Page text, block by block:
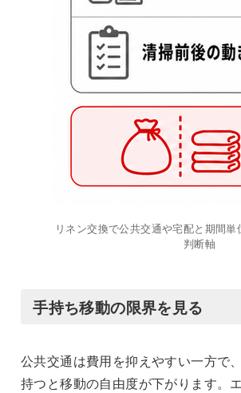
リネン交換で公共交通や宅配と期間
判断軸
手持ち移動の限界を見る
公共交通は費用を抑えやすい一方で
持つと移動の自由度が下がります。